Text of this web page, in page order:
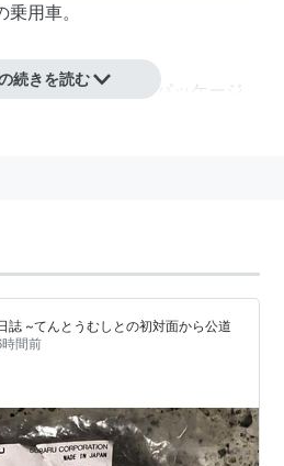
用車。
の楽しさと高効率パッケージ
ーとしての本質を追究した。
続きを読む
誌 ~てんとうむしとの初対面から公道
時間前